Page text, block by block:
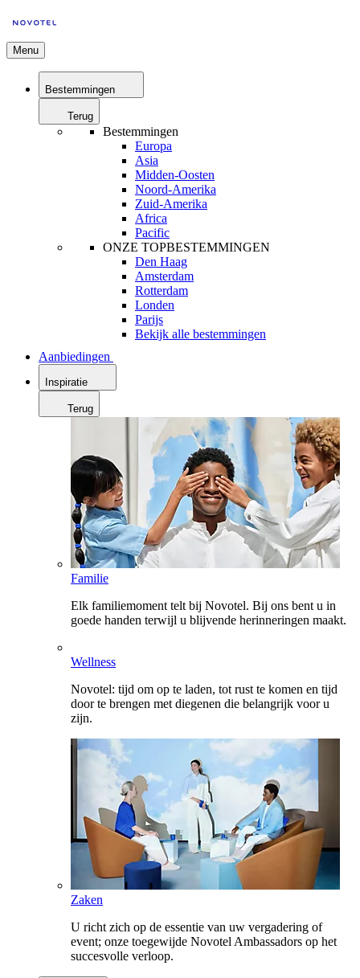
Menu
Bestemmingen
Terug
Bestemmingen
Europa
Asia
Midden-Oosten
Noord-Amerika
Zuid-Amerika
Africa
Pacific
ONZE TOPBESTEMMINGEN
Den Haag
Amsterdam
Rotterdam
Londen
Parijs
Bekijk alle bestemmingen
Aanbiedingen
Inspiratie
Terug
Familie
Elk familiemoment telt bij Novotel. Bij ons bent u in
goede handen terwijl u blijvende herinneringen maakt.
Wellness
Novotel: tijd om op te laden, tot rust te komen en tijd
door te brengen met diegenen die belangrijk voor u
zijn.
Zaken
U richt zich op de essentie van uw vergadering of
event; onze toegewijde Novotel Ambassadors op het
succesvolle verloop.